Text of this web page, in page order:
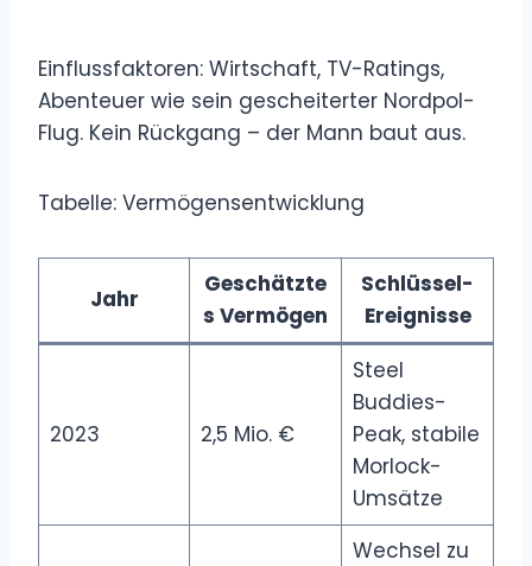
Einflussfaktoren: Wirtschaft, TV-Ratings,
Abenteuer wie sein gescheiterter Nordpol-
Flug. Kein Rückgang – der Mann baut aus.
Tabelle: Vermögensentwicklung
Jahr
Geschätzte
s Vermögen
Schlüssel-
Ereignisse
2023 2,5 Mio. €
Steel
Buddies-
Peak, stabile
Morlock-
Umsätze
Wechsel zu